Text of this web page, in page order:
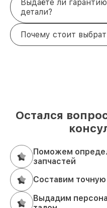
Выдаёте ли
детали?
Почему стоит
Остался
Поможем
запчастей
Составим
Выдадим